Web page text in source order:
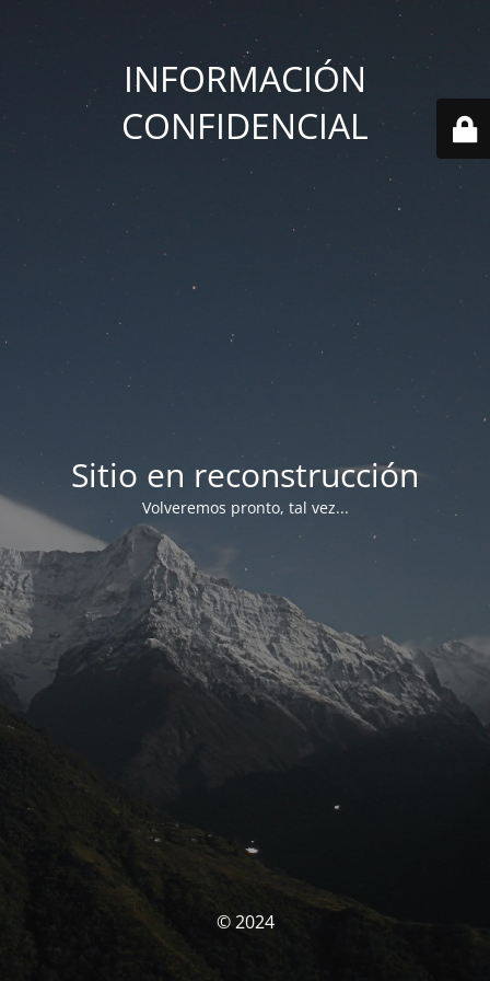
INFORMACIÓN
CONFIDENCIAL
Sitio en reconstrucción
Volveremos pronto, tal vez...
© 2024